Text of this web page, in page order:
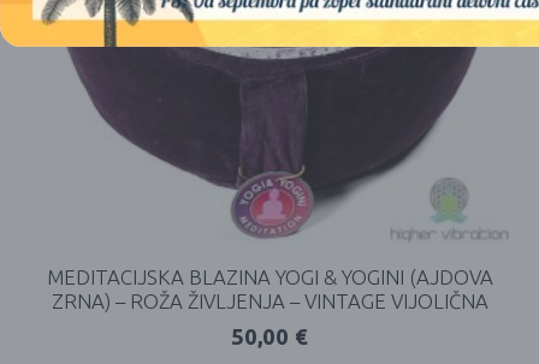
MEDITACIJSKA BLAZINA YOGI & YOGINI (AJDOVA
ZRNA) – ROŽA ŽIVLJENJA – VINTAGE VIJOLIČNA
50,00 €